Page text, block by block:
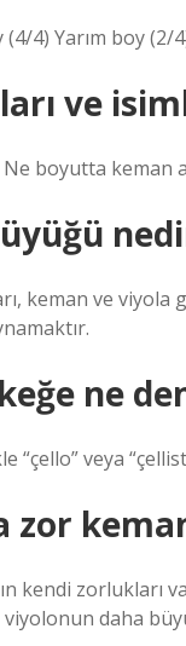
4) Yarım boy (2/
ve
boyutta keman
keman ve viyola
ne
“çello” veya
zor
kendi zorlukları
viyolonun daha